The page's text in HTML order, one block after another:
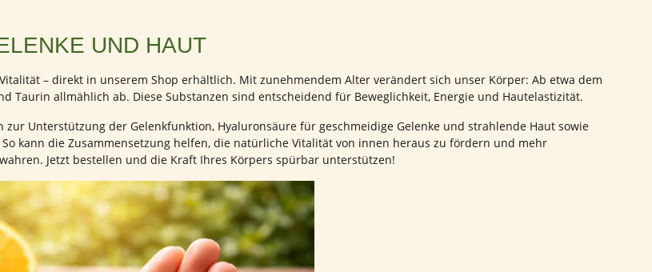
UND HAUT
– direkt in unserem Shop erhältlich. Mit zunehmendem Alter verändert sich unser Körper: Ab etwa dem
Taurin allmählich ab. Diese Substanzen sind entscheidend für Beweglichkeit, Energie und Hautelastizität.
zur Unterstützung der Gelenkfunktion, Hyaluronsäure für geschmeidige Gelenke und strahlende Haut sowie
kann die Zusammensetzung helfen, die natürliche Vitalität von innen heraus zu fördern und mehr
Jetzt bestellen und die Kraft Ihres Körpers spürbar unterstützen!